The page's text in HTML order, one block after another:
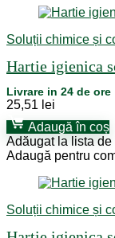
Soluții chimice și
Hartie igienica
Livrare in 24 de ore
25,51 lei
Adaugă în coș
Adăugat la lista de
Adaugă pentru
Soluții chimice și